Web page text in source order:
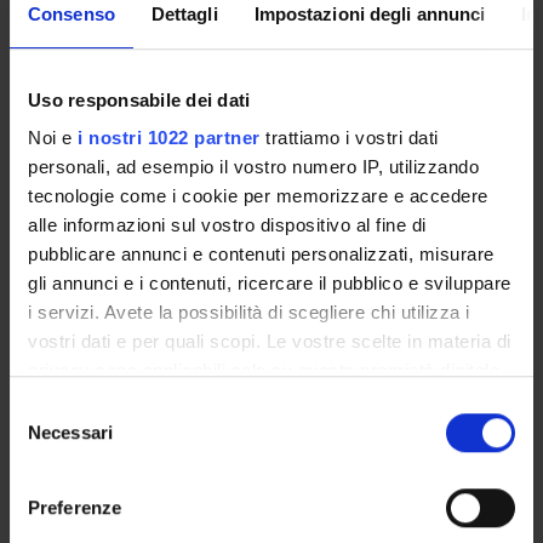
Consenso Dettagli Impostazioni degli annunci
Uso responsabile dei dati
Noi e i nostri 1022 partner trattiamo i vostri dati
personali, ad esempio il vostro numero IP, utilizzando
tecnologie come i cookie per memorizzare e accedere
alle informazioni sul vostro dispositivo al fine di
pubblicare annunci e contenuti personalizzati, misurare
gli annunci e i contenuti, ricercare il pubblico e sviluppare
i servizi. Avete la possibilità di scegliere chi utilizza i
vostri dati e per quali scopi. Le vostre scelte in materia di
modificare o revocare il proprio consenso in qualsiasi
momento dalla Dichiarazione sui cookie o facendo clic
delNecessari
Preferenze
DETTAGLI
Responsabile
Alessandro Farinelli
AVVISI